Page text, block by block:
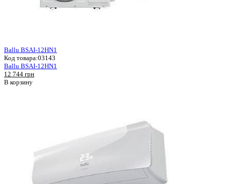
Ballu BSAI-12HN1
Код товара:03143
Ballu BSAI-12HN1
12 744 грн
В корзину